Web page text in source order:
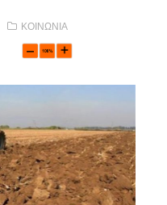
ΚΟΙΝΩΝΙΑ